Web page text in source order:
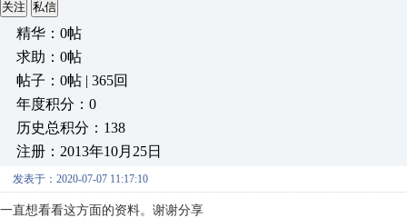
关注 私信
精华：0帖
求助：0帖
帖子：0帖 | 365回
年度积分：0
历史总积分：138
注册：2013年10月25日
发表于：2020-07-07 11:17:10
一直想看看这方面的资料。谢谢分享